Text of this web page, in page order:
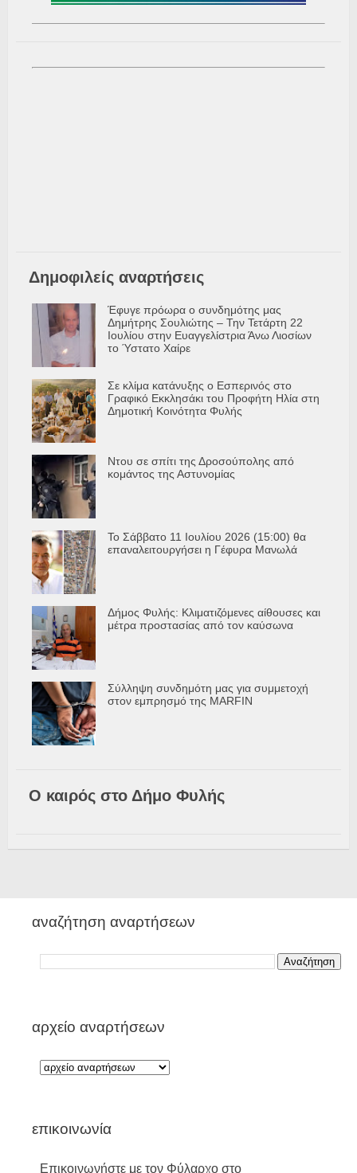
Δημοφιλείς αναρτήσεις
Έφυγε πρόωρα ο συνδημότης μας
Δημήτρης Σουλιώτης – Την Τετάρτη 22
Ιουλίου στην Ευαγγελίστρια Άνω Λιοσίων
το Ύστατο Χαίρε
Σε κλίμα κατάνυξης ο Εσπερινός στο
Γραφικό Εκκλησάκι του Προφήτη Ηλία στη
Δημοτική Κοινότητα Φυλής
Ντου σε σπίτι της Δροσούπολης από
κομάντος της Αστυνομίας
Το Σάββατο 11 Ιουλίου 2026 (15:00) θα
επαναλειτουργήσει η Γέφυρα Μανωλά
Δήμος Φυλής: Κλιματιζόμενες αίθουσες και
μέτρα προστασίας από τον καύσωνα
Σύλληψη συνδημότη μας για συμμετοχή
στον εμπρησμό της MARFIN
Ο καιρός στο Δήμο Φυλής
αναζήτηση αναρτήσεων
αρχείο αναρτήσεων
επικοινωνία
Επικοινωνήστε με τον Φύλαρχο στο